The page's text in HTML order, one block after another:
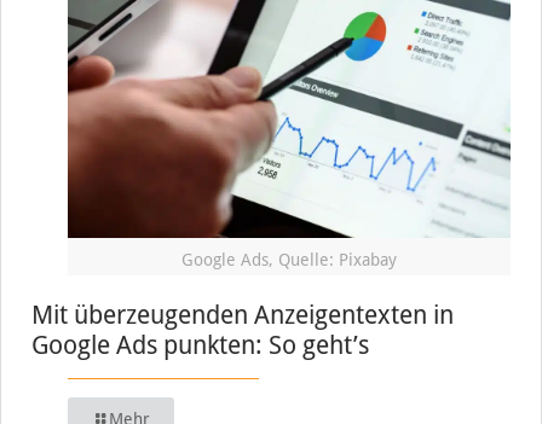
Google Ads, Quelle: Pixabay
Mit überzeugenden Anzeigentexten in
Google Ads punkten: So geht’s
Mehr